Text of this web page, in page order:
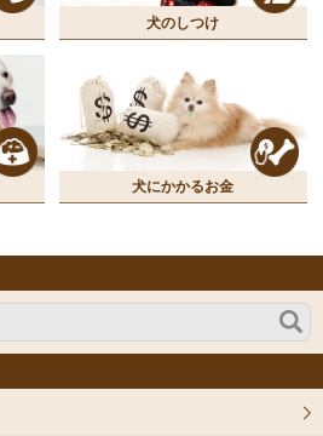
犬のしつけ
犬にかかるお金